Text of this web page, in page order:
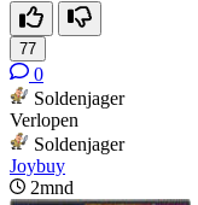
77
0
Soldenjager
Verlopen
Soldenjager
Joybuy
2mnd